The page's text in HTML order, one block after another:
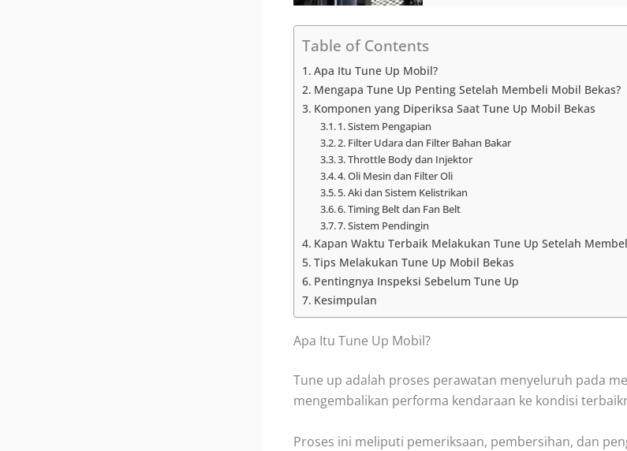
Table of Contents
Apa Itu Tune Up Mobil?
Mengapa Tune Up Penting Setelah Membeli Mobil Bekas?
Komponen yang Diperiksa Saat Tune Up Mobil Bekas
1. Sistem Pengapian
2. Filter Udara dan Filter Bahan Bakar
3. Throttle Body dan Injektor
4. Oli Mesin dan Filter Oli
5. Aki dan Sistem Kelistrikan
6. Timing Belt dan Fan Belt
7. Sistem Pendingin
Kapan Waktu Terbaik Melakukan Tune Up Setelah
Tips Melakukan Tune Up Mobil Bekas
Pentingnya Inspeksi Sebelum Tune Up
Kesimpulan
Apa Itu Tune Up Mobil?
Tune up adalah proses perawatan menyeluruh pada
mengembalikan performa kendaraan ke kondisi
Proses ini meliputi pemeriksaan, pembersihan, dan